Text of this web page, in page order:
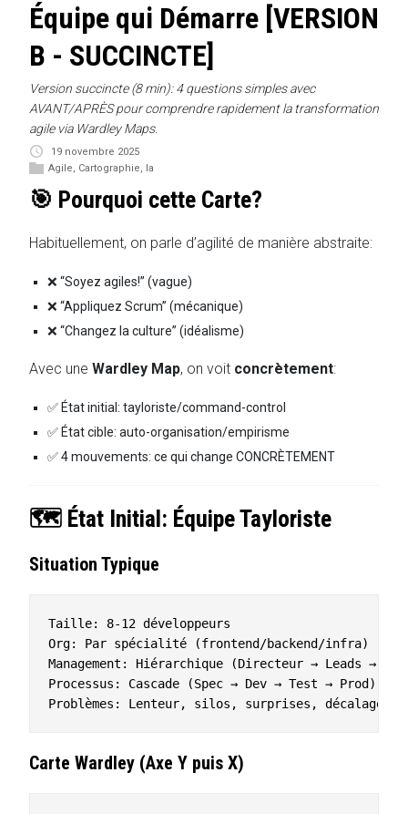
Équipe qui Démarre [VERSION
B - SUCCINCTE]
Version succincte (8 min): 4 questions simples avec
AVANT/APRÈS pour comprendre rapidement la transformation
agile via Wardley Maps.
19 novembre 2025
Agile
Cartographie Ia
🎯 Pourquoi cette Carte?
Habituellement, on parle d’agilité de manière abstraite:
❌ “Soyez agiles!” (vague)
❌ “Appliquez Scrum” (mécanique)
❌ “Changez la culture” (idéalisme)
Avec une Wardley Map, on voit concrètement:
✅ État initial: tayloriste/command-control
✅ État cible: auto-organisation/empirisme
✅ 4 mouvements: ce qui change CONCRÈTEMENT
🗺️ État Initial: Équipe Tayloriste
Situation Typique
Taille: 8-12 développeurs
Org: Par spécialité (frontend/backend/infra)
Management: Hiérarchique (Directeur → Leads →
Processus: Cascade (Spec → Dev → Test → Prod)
Carte Wardley (Axe Y puis X)